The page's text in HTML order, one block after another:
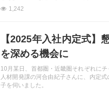
1,242
【2025年入社内定式】
を深める機会に
10月某日、首都圏・近畿圏それぞれに
人材開発課の河合由紀子さんに、内定
子を伺いました。